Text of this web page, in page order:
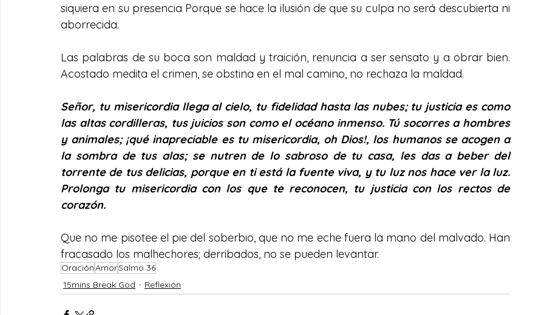
siquiera en su presencia Porque se hace la ilusión de que su culpa no será descubierta ni
aborrecida.
Las palabras de su boca son maldad y traición, renuncia a ser sensato y a obrar bien.
Acostado medita el crimen, se obstina en el mal camino, no rechaza la maldad.
Señor, tu misericordia llega al cielo, tu fidelidad hasta las nubes; tu justicia es como
las altas cordilleras, tus juicios son como el océano inmenso. Tú socorres a hombres
y animales; ¡qué inapreciable es tu misericordia, oh Dios!, los humanos se acogen a
la sombra de tus alas; se nutren de lo sabroso de tu casa, les das a beber del
torrente de tus delicias, porque en ti está la fuente viva, y tu luz nos hace ver la luz.
Prolonga tu misericordia con los que te reconocen, tu justicia con los rectos de
corazón.
Que no me pisotee el pie del soberbio, que no me eche fuera la mano del malvado. Han
fracasado los malhechores; derribados, no se pueden levantar.
OraciónAmorSalmo 36
15mins Break God
Reflexión